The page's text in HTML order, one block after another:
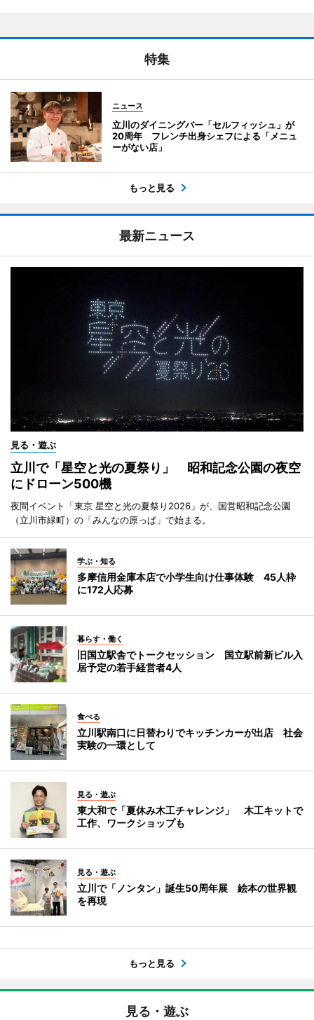
特集
ニュース
立川のダイニングバー「セルフィッシュ」が
20周年 フレンチ出身シェフによる「メニュ
ーがない店」
もっと見る
最新ニュース
見る・遊ぶ
立川で「星空と光の夏祭り」 昭和記念公園の夜空
にドローン500機
夜間イベント「東京 星空と光の夏祭り2026」が、国営昭和記念公園
（立川市緑町）の「みんなの原っぱ」で始まる。
学ぶ・知る
多摩信用金庫本店で小学生向け仕事体験 45人枠
に172人応募
暮らす・働く
旧国立駅舎でトークセッション 国立駅前新ビル入
居予定の若手経営者4人
食べる
立川駅南口に日替わりでキッチンカーが出店 社会
実験の一環として
見る・遊ぶ
東大和で「夏休み木工チャレンジ」 木工キットで
工作、ワークショップも
見る・遊ぶ
立川で「ノンタン」誕生50周年展 絵本の世界観
を再現
もっと見る
見る・遊ぶ